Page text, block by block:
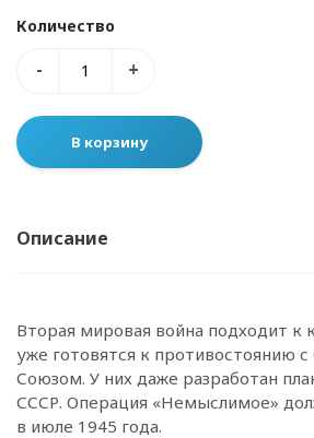
Количество
- +
Описание
Вторая мировая война подходит к
уже готовятся к противостоянию
Союзом. У них даже разработан
СССР. Операция «Немыслимое»
в июле 1945 года.